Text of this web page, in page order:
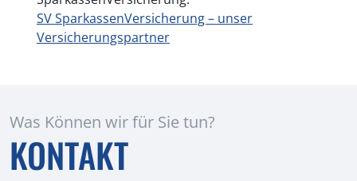
SV SparkassenVersicherung – unser
Versicherungspartner
Was Können wir für Sie tun?
KONTAKT